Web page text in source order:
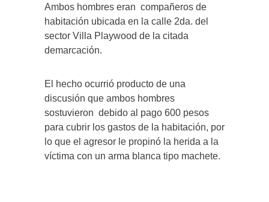
Ambos hombres eran compañeros de
habitación ubicada en la calle 2da. del
sector Villa Playwood de la citada
demarcación.
El hecho ocurrió producto de una
discusión que ambos hombres
sostuvieron debido al pago 600 pesos
para cubrir los gastos de la habitación, por
lo que el agresor le propinó la herida a la
víctima con un arma blanca tipo machete.